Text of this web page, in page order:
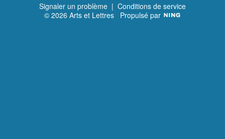
Signaler un problème | Conditions de service
© 2026 Arts et Lettres Propulsé par